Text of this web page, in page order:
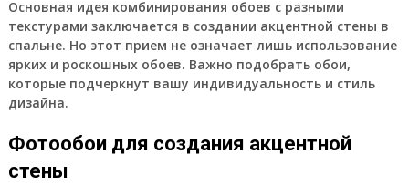
Основная идея комбинирования обоев с разными
текстурами заключается в создании акцентной стены в
спальне. Но этот прием не означает лишь использование
ярких и роскошных обоев. Важно подобрать обои,
которые подчеркнут вашу индивидуальность и стиль
дизайна.
Фотообои для создания акцентной
стены